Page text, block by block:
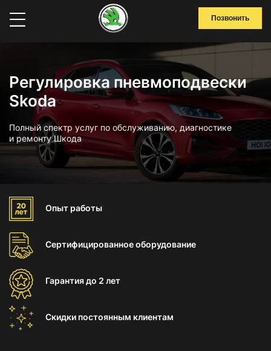
Позвонить
Регулировка пневмоподвески
Skoda
Полный спектр услуг по обслуживанию, диагностике
и ремонту Шкода
Опыт работы
Сертифицированноеоборудование
Гарантиядо 2 лет
Скидки постоянным клиентам